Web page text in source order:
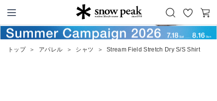
Snow Peak
お
気
カ
ー
トップ ＞ アパレル ＞ シャツ ＞ Stream Field Stretch Dry S/S Shirt